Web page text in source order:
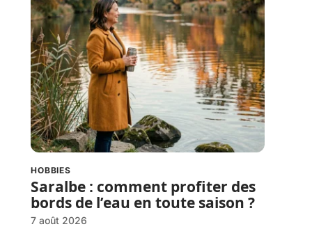
HOBBIES
Saralbe : comment profiter des
bords de l’eau en toute saison ?
7 août 2026